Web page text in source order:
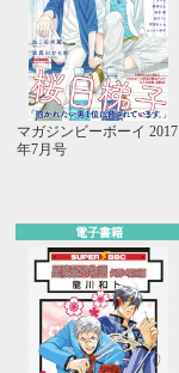
マガジンビーボーイ 2017
年7月号
電子書籍